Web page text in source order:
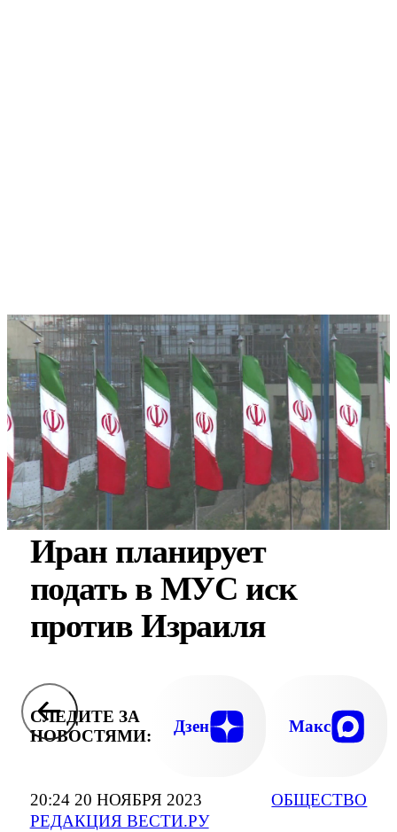
20:24 20 НОЯБРЯ 2023
РЕДАКЦИЯ ВЕСТИ.РУ
ОБЩЕСТВО
Иран планирует
подать в МУС иск
против Израиля
СЛЕДИТЕ ЗА
НОВОСТЯМИ:
Дзен Макс